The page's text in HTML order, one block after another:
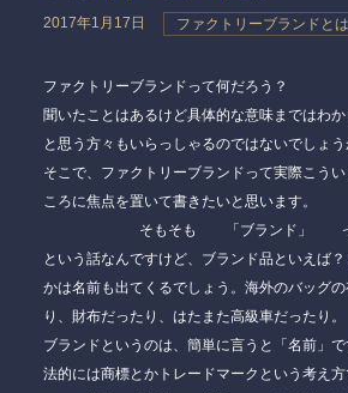
2017年1月17日 ファクトリーブランドとは
ファクトリーブランドって何だろう？
聞いたことはあるけど具体的な意味まではわか
と思う方々もいらっしゃるのではないでしょう
そこで、ファクトリーブランドって実際こう
ころに焦点を置いて書きたいと思います。
そもそも 「ブランド」 っ
という話なんですけど、ブランド品といえば
かは名前も出てくるでしょう。海外のバッグ
り、財布だったり、はたまた高級車だったり。
ブランドというのは、簡単に言うと「名前」で
法的には商標とかトレードマークという考え方